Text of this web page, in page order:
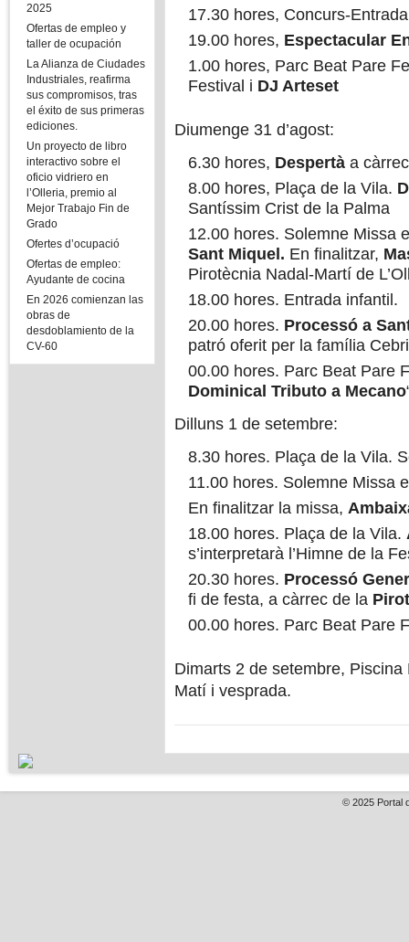
2025
Ofertas de empleo y
taller de ocupación
La Alianza de Ciudades
Industriales, reafirma
sus compromisos, tras
el éxito de sus primeras
ediciones.
Un proyecto de libro
interactivo sobre el
oficio vidriero en
l’Olleria, premio al
Mejor Trabajo Fin de
Grado
Ofertes d’ocupació
Ofertas de empleo:
Ayudante de cocina
En 2026 comienzan las
obras de
desdoblamiento de la
CV-60
17.30 hores, Concurs-
19.00 hores, Espectacular
1.00 hores, Parc Beat Pare
Festival i DJ Arteset
Diumenge 31 d’agost:
6.30 hores, Despertà a
8.00 hores, Plaça de la Vila.
Santíssim Crist de la Palma
12.00 hores. Solemne Missa
Sant Miquel. En finalitzar,
Pirotècnia Nadal-Martí de
18.00 hores. Entrada infantil.
20.00 hores. Processó a
patró oferit per la família
00.00 hores. Parc Beat Pare
Dominical Tributo a Mecano
Dilluns 1 de setembre:
8.30 hores. Plaça de la Vila.
11.00 hores. Solemne Missa
En finalitzar la missa,
18.00 hores. Plaça de la Vila.
s’interpretarà l’Himne de la
20.30 hores. Processó
fi de festa, a càrrec de la
00.00 hores. Parc Beat Pare
Dimarts 2 de setembre,
Matí i vesprada.
© 2025 Portal